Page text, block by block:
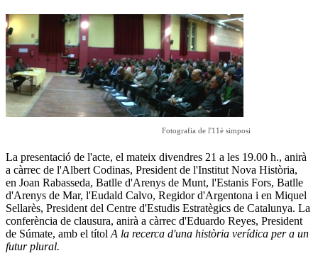
Fotografia de l'11è simposi
La presentació de l'acte, el mateix divendres 21 a les 19.00 h., anirà
a càrrec de l'Albert Codinas, President de l'Institut Nova Història,
en Joan Rabasseda, Batlle d'Arenys de Munt, l'Estanis Fors, Batlle
d'Arenys de Mar, l'Eudald Calvo, Regidor d'Argentona i en Miquel
Sellarès, President del Centre d'Estudis Estratègics de Catalunya. La
conferència de clausura, anirà a càrrec d'Eduardo Reyes, President
de Súmate, amb el títol A la recerca d'una història verídica per a un
futur plural.